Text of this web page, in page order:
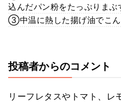
込んだパン粉をたっぷりまぶ
③中温に熱した揚げ油でこん
投稿者からのコメント
リーフレタスやトマト、レ